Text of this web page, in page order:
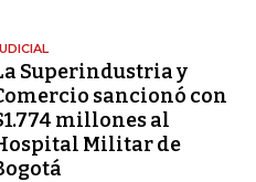
Superindustria y
sancionó con
millones al
Militar de